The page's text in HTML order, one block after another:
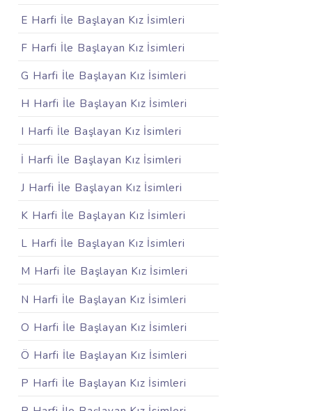
E Harfi İle Başlayan Kız İsimleri
F Harfi İle Başlayan Kız İsimleri
G Harfi İle Başlayan Kız İsimleri
H Harfi İle Başlayan Kız İsimleri
I Harfi İle Başlayan Kız İsimleri
İ Harfi İle Başlayan Kız İsimleri
J Harfi İle Başlayan Kız İsimleri
K Harfi İle Başlayan Kız İsimleri
L Harfi İle Başlayan Kız İsimleri
M Harfi İle Başlayan Kız İsimleri
N Harfi İle Başlayan Kız İsimleri
O Harfi İle Başlayan Kız İsimleri
Ö Harfi İle Başlayan Kız İsimleri
P Harfi İle Başlayan Kız İsimleri